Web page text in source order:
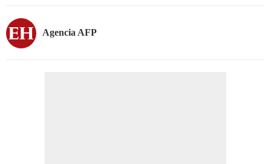
Agencia AFP